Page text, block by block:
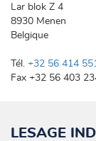
Lar blok Z 4
8930 Menen
Belgique
Tél. +32 56 414
Fax +32 56 403
LESAGE